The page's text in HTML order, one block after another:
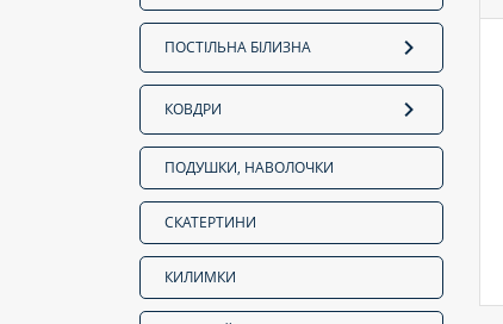
ПОСТІЛЬНА БІЛИЗНА
КОВДРИ
ПОДУШКИ, НАВОЛОЧКИ
СКАТЕРТИНИ
КИЛИМКИ